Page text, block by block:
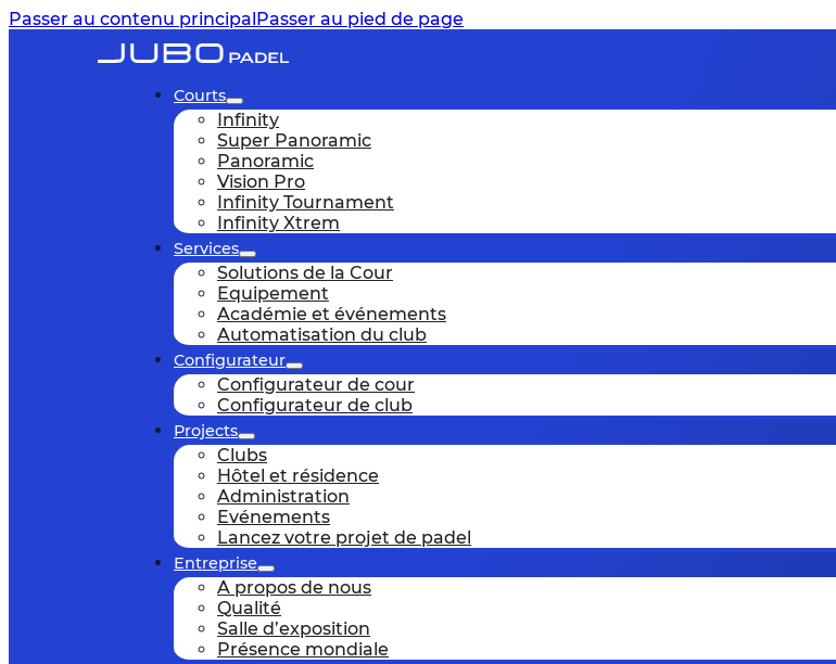
Passer au contenu principalPasser au pied de page
Courts
Infinity
Super Panoramic
Panoramic
Vision Pro
Infinity Tournament
Infinity Xtrem
Services
Solutions de la Cour
Equipement
Académie et événements
Automatisation du club
Configurateur
Configurateur de cour
Configurateur de club
Projects
Clubs
Hôtel et résidence
Administration
Evénements
Lancez votre projet de padel
Entreprise
A propos de nous
Qualité
Salle d’exposition
Présence mondiale